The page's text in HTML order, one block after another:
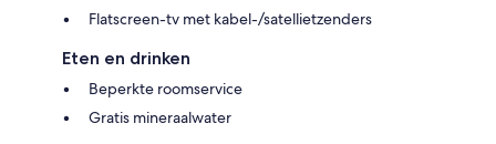
Flatscreen-tv met kabel-/satellietzenders
Eten en drinken
Beperkte roomservice
Gratis mineraalwater